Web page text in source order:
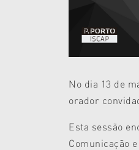
No dia 13 de
orador
Esta sessão
Comunicação